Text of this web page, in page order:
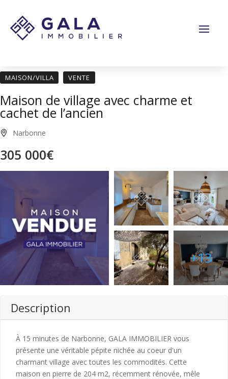
MAISON/VILLA VENTE
Maison de village avec charme et
cachet de l’ancien
Narbonne
305 000€
+13
Description
À 15 minutes de Narbonne, GALA IMMOBILIER vous
présente une véritable pépite nichée au coeur d'un
charmant village avec toutes les commodités. Cette
maison en pierre de 204 m2, récemment rénovée, mêle